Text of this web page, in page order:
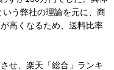
う弊社の理論を元に、商
高くなるため、送料比率
せ、楽天「総合」ランキ